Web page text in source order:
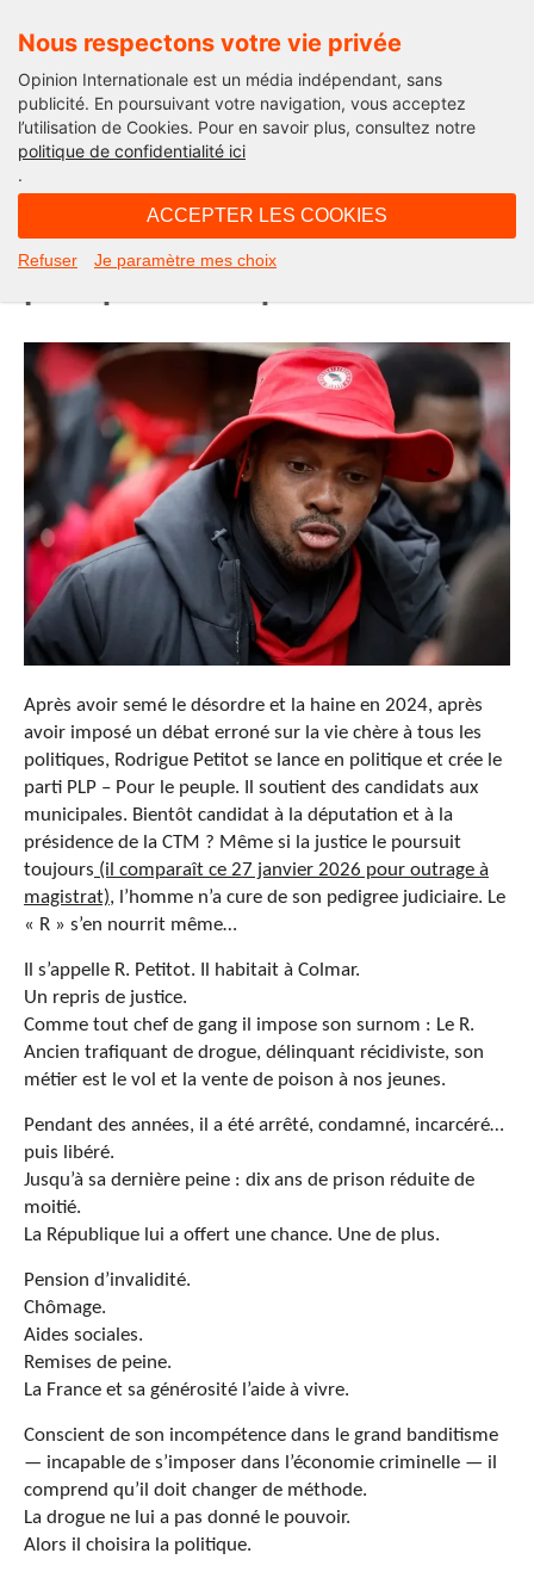
Nous respectons votre vie privée
Opinion Internationale est un média indépendant, sans
publicité. En poursuivant votre navigation, vous acceptez
l’utilisation de Cookies. Pour en savoir plus, consultez notre
politique de confidentialité ici
.
ACCEPTER LES COOKIES
Refuser Je paramètre mes choix
Opinion Outre-Mer
Petitot : de l’insurrection à la
Après avoir semé le désordre et la haine en 2024, après
avoir imposé un débat erroné sur la vie chère à tous les
politiques, Rodrigue Petitot se lance en politique et crée le
parti PLP – Pour le peuple. Il soutient des candidats aux
municipales. Bientôt candidat à la députation et à la
présidence de la CTM ? Même si la justice le poursuit
toujours (il comparaît ce 27 janvier 2026 pour outrage à
magistrat), l’homme n’a cure de son pedigree judiciaire. Le
« R » s’en nourrit même…
Il s’appelle R. Petitot. Il habitait à Colmar.
Un repris de justice.
Comme tout chef de gang il impose son surnom : Le R.
Ancien trafiquant de drogue, délinquant récidiviste, son
métier est le vol et la vente de poison à nos jeunes.
Pendant des années, il a été arrêté, condamné, incarcéré…
puis libéré.
Jusqu’à sa dernière peine : dix ans de prison réduite de
moitié.
La République lui a offert une chance. Une de plus.
Pension d’invalidité.
Chômage.
Aides sociales.
Remises de peine.
La France et sa générosité l’aide à vivre.
Conscient de son incompétence dans le grand banditisme
— incapable de s’imposer dans l’économie criminelle — il
comprend qu’il doit changer de méthode.
La drogue ne lui a pas donné le pouvoir.
Alors il choisira la politique.